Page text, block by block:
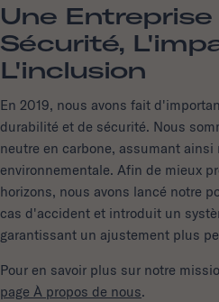
Une Entreprise
Sécurité,
L'inclusion
En 2019, nous avons fait
durabilité et de sécurité. Nous
neutre en carbone, assumant
environnementale. Afin de mieux
horizons, nous avons lancé notre
cas d'accident et introduit un
garantissant un ajustement plus
Pour en savoir plus sur notre
page À propos de nous.